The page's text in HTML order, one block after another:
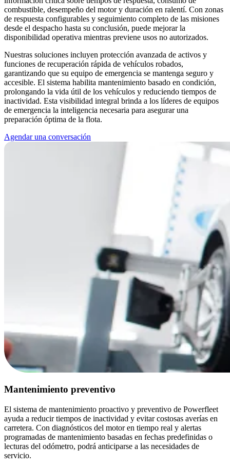
combustible, desempeño del motor y duración en ralentí. Con zonas
de respuesta configurables y seguimiento completo de las misiones
desde el despacho hasta su conclusión, puede mejorar la
disponibilidad operativa mientras previene usos no autorizados.
Nuestras soluciones incluyen protección avanzada de activos y
funciones de recuperación rápida de vehículos robados,
garantizando que su equipo de emergencia se mantenga seguro y
accesible. El sistema habilita mantenimiento basado en condición,
prolongando la vida útil de los vehículos y reduciendo tiempos de
inactividad. Esta visibilidad integral brinda a los líderes de equipos
de emergencia la inteligencia necesaria para asegurar una
preparación óptima de la flota.
Agendar una conversación
Mantenimiento preventivo
El sistema de mantenimiento proactivo y preventivo de Powerfleet
ayuda a reducir tiempos de inactividad y evitar costosas averías en
carretera. Con diagnósticos del motor en tiempo real y alertas
programadas de mantenimiento basadas en fechas predefinidas o
lecturas del odómetro, podrá anticiparse a las necesidades de
servicio.